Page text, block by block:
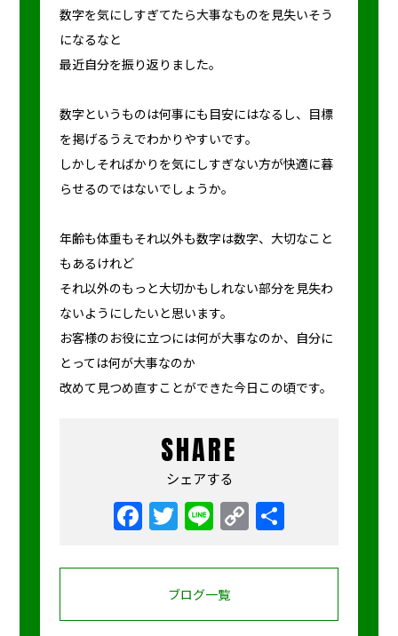
数字を気にしすぎてたら大事なものを見失いそう
になるなと
最近自分を振り返りました。
数字というものは何事にも目安にはなるし、目標
を掲げるうえでわかりやすいです。
しかしそればかりを気にしすぎない方が快適に暮
らせるのではないでしょうか。
年齢も体重もそれ以外も数字は数字、大切なこと
もあるけれど
それ以外のもっと大切かもしれない部分を見失わ
ないようにしたいと思います。
お客様のお役に立つには何が大事なのか、自分に
とっては何が大事なのか
改めて見つめ直すことができた今日この頃です。
SHARE
シェアする
Facebook
Twitter
LineCopy
Link
ブログ一覧